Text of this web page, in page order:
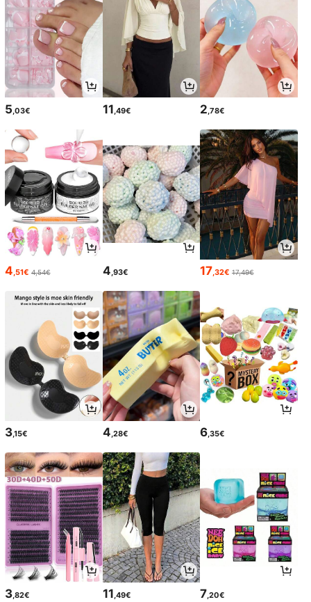
5 ,03€ 11 ,49€ 2 ,78€
4,51€ 4,54€ 4,93€ 17,32€ 17,49€
3,15€ 4,28€ 6,35€
3,82€ 11,49€ 7,20€